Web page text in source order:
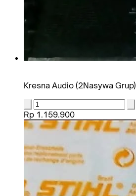
Kresna Audio (2Nasywa Grup)
Rp 1.159.900